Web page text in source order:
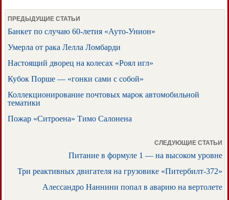
ПРЕДЫДУЩИЕ СТАТЬИ
Банкет по случаю 60-летия «Ауто-Унион»
Умерла от рака Лелла Ломбарди
Настоящий дворец на колесах «Роял игл»
Кубок Порше — «гонки сами с собой»
Коллекционирование почтовых марок автомобильной
тематики
Пожар «Ситроена» Тимо Салонена
СЛЕДУЮЩИЕ СТАТЬИ
Питание в формуле 1 — на высоком уровне
Три реактивных двигателя на грузовике «Питербилт-372»
Алессандро Наннини попал в аварию на вертолете